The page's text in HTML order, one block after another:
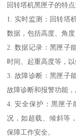
回转塔机黑匣子的特
1. 实时监测：回转塔
数据，包括高度、角度
2. 数据记录：黑匣子
时间、起重高度等，以
3. 故障诊断：黑匣子
故障诊断和报警功能，
4. 安全保护：黑匣子
况，如超载、倾斜等
保障工作安全。